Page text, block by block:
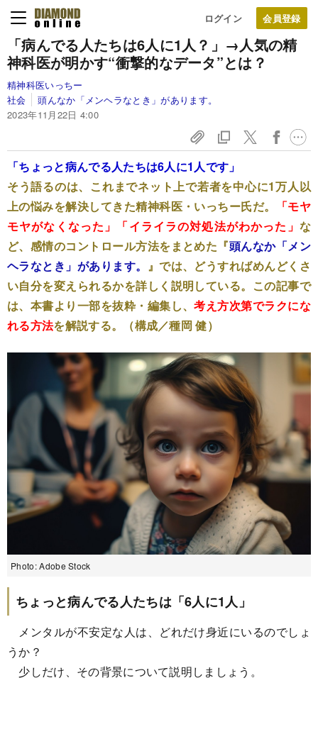
ログイン
「病んでる人たちは6人に1人？」→人気の精
神科医が明かす“衝撃的なデータ”とは？
精神科医いっちー
社会
頭んなか「メンヘラなとき」があります。
2023年11月22日 4:00
「ちょっと病んでる人たちは6人に1人です」
そう語るのは、これまでネット上で若者を中心に1万人以
上の悩みを解決してきた精神科医・いっちー氏だ。
「モヤ
モヤがなくなった」「イライラの対処法がわかった」 な
ど、感情のコントロール方法をまとめた『頭んなか「メン
ヘラなとき」があります。 』では、どうすればめんどくさ
い自分を変えられるかを詳しく説明している。この記事で
は、本書より一部を抜粋・編集し、考え方次第でラクにな
れる方法を解説する。（構成／種岡 健）
Photo: Adobe Stock
ちょっと病んでる人たちは「6人に1人」
メンタルが不安定な人は、どれだけ身近にいるのでしょ
うか？
少しだけ、その背景について説明しましょう。